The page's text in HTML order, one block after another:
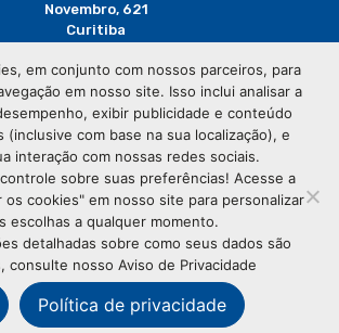
Novembro, 621
Curitiba
(41) 3320-
2929
Comercial do Paraná - Todos os
em conjunto com nossos parceiros, para
em nosso site. Isso inclui analisar a
exibir publicidade e conteúdo
(inclusive com base na sua localização), e
interação com nossas redes sociais.
sobre suas preferências! Acesse a
os cookies" em nosso site para personalizar
escolhas a qualquer momento.
detalhadas sobre como seus dados são
consulte nosso Aviso de Privacidade
Política de privacidade